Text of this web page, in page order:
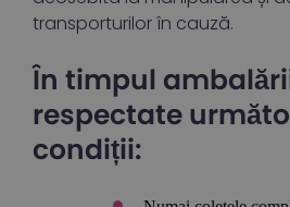
transporturilor în cauză.
În timpul
respectate
condiții: